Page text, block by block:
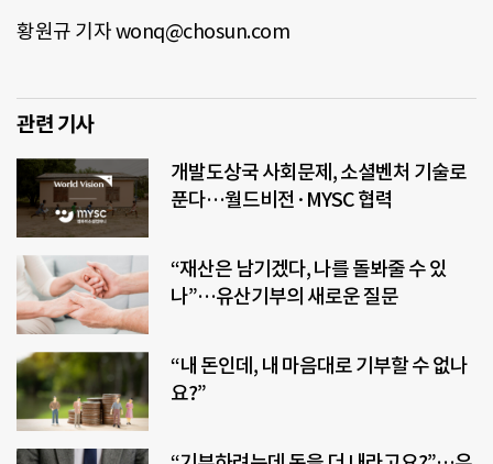
황원규 기자 wonq@chosun.com
관련 기사
개발도상국 사회문제, 소셜벤처 기술로
푼다…월드비전·MYSC 협력
“재산은 남기겠다, 나를 돌봐줄 수 있
나”…유산기부의 새로운 질문
“내 돈인데, 내 마음대로 기부할 수 없나
요?”